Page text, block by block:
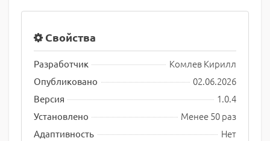
Свойства
Разработчик Комлев Кирилл
Опубликовано 02.06.2026
Версия 1.0.4
Установлено Менее 50 раз
Адаптивность Нет